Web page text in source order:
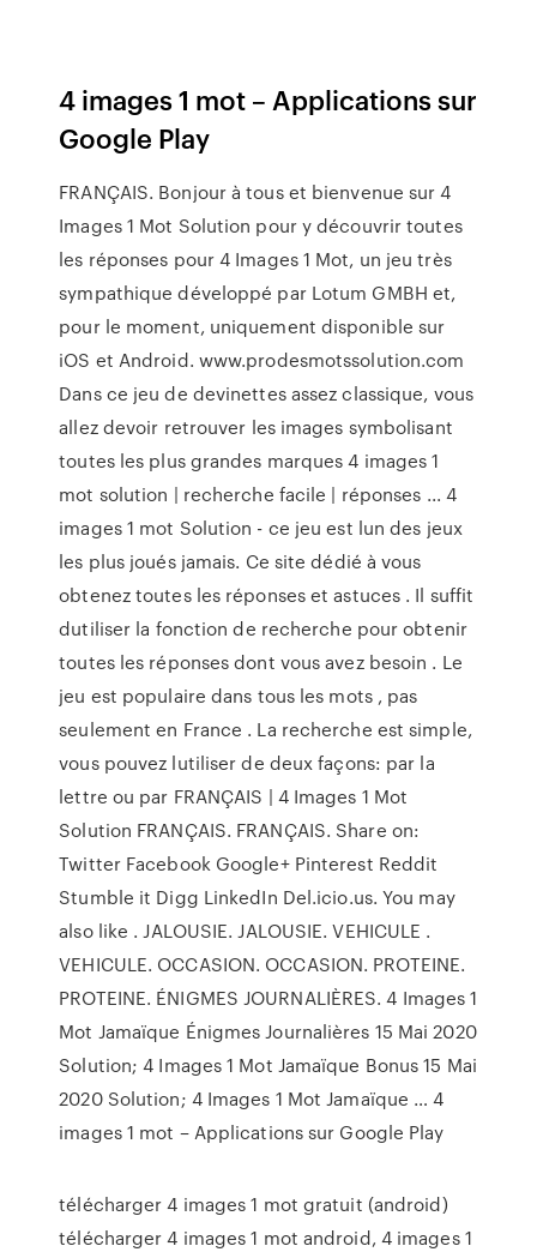
4 images 1 mot – Applications sur
Google Play
FRANÇAIS. Bonjour à tous et bienvenue sur 4
Images 1 Mot Solution pour y découvrir toutes
les réponses pour 4 Images 1 Mot, un jeu très
sympathique développé par Lotum GMBH et,
pour le moment, uniquement disponible sur
iOS et Android. www.prodesmotssolution.com
Dans ce jeu de devinettes assez classique, vous
allez devoir retrouver les images symbolisant
toutes les plus grandes marques 4 images 1
mot solution | recherche facile | réponses ... 4
images 1 mot Solution - ce jeu est lun des jeux
les plus joués jamais. Ce site dédié à vous
obtenez toutes les réponses et astuces . Il suffit
dutiliser la fonction de recherche pour obtenir
toutes les réponses dont vous avez besoin . Le
jeu est populaire dans tous les mots , pas
seulement en France . La recherche est simple,
vous pouvez lutiliser de deux façons: par la
lettre ou par FRANÇAIS | 4 Images 1 Mot
Solution FRANÇAIS. FRANÇAIS. Share on:
Twitter Facebook Google+ Pinterest Reddit
Stumble it Digg LinkedIn Del.icio.us. You may
also like . JALOUSIE. JALOUSIE. VEHICULE .
VEHICULE. OCCASION. OCCASION. PROTEINE.
PROTEINE. ÉNIGMES JOURNALIÈRES. 4 Images 1
Mot Jamaïque Énigmes Journalières 15 Mai 2020
Solution; 4 Images 1 Mot Jamaïque Bonus 15 Mai
2020 Solution; 4 Images 1 Mot Jamaïque … 4
images 1 mot – Applications sur Google Play
télécharger 4 images 1 mot gratuit (android)
télécharger 4 images 1 mot android, 4 images 1